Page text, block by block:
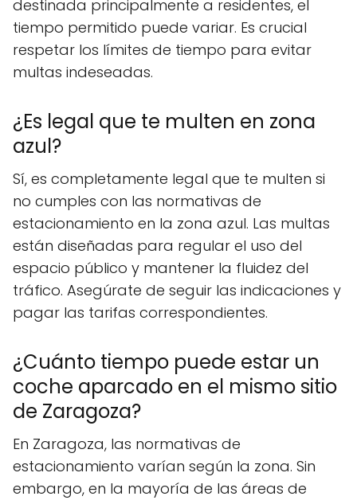
destinada principalmente a residentes, el
tiempo permitido puede variar. Es crucial
respetar los límites de tiempo para evitar
multas indeseadas.
¿Es legal que te multen en zona
azul?
Sí, es completamente legal que te multen si
no cumples con las normativas de
estacionamiento en la zona azul. Las multas
están diseñadas para regular el uso del
espacio público y mantener la fluidez del
tráfico. Asegúrate de seguir las indicaciones y
pagar las tarifas correspondientes.
¿Cuánto tiempo puede estar un
coche aparcado en el mismo sitio
de Zaragoza?
En Zaragoza, las normativas de
estacionamiento varían según la zona. Sin
embargo, en la mayoría de las áreas de